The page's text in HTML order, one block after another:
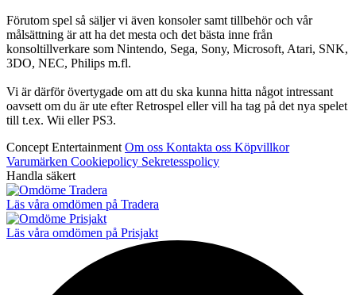
Förutom spel så säljer vi även konsoler samt tillbehör och vår
målsättning är att ha det mesta och det bästa inne från
konsoltillverkare som Nintendo, Sega, Sony, Microsoft, Atari, SNK,
3DO, NEC, Philips m.fl.
Vi är därför övertygade om att du ska kunna hitta något intressant
oavsett om du är ute efter Retrospel eller vill ha tag på det nya spelet
till t.ex. Wii eller PS3.
Concept Entertainment Om oss Kontakta oss Köpvillkor
Varumärken Cookiepolicy Sekretesspolicy
Handla säkert
Läs våra omdömen på Tradera
Läs våra omdömen på Prisjakt